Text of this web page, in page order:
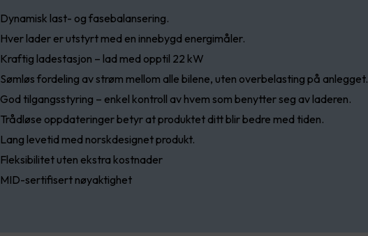
Dynamisk last- og fasebalansering.
Hver lader er utstyrt med en innebygd energimåler.
Kraftig ladestasjon – lad med opptil 22 kW
Sømløs fordeling av strøm mellom alle bilene, uten overbelasting på anlegget.
God tilgangsstyring – enkel kontroll av hvem som benytter seg av laderen.
Trådløse oppdateringer betyr at produktet ditt blir bedre med tiden.
Lang levetid med norskdesignet produkt.
Fleksibilitet uten ekstra kostnader
MID-sertifisert nøyaktighet